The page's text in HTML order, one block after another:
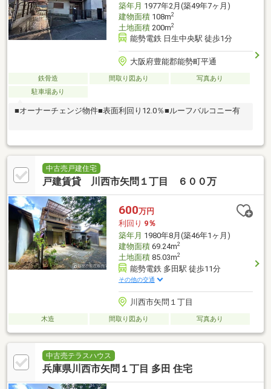
築年月 1977年2月(築49年7ヶ月)
建物面積108m2
土地面積200m2
能勢電鉄 日生中央駅 徒歩1分
大阪府豊能郡能勢町平通
鉄骨造 間取り図あり
写真あり
駐車場あり
■オーナーチェンジ物件■表面利回り12.0％■ルーフバルコニー有
中古売戸建住宅
戸建賃貸 川西市矢問１丁目 ６００万
600万円
利回り 9％
築年月 1980年8月(築46年1ヶ月)
建物面積69.24m2
土地面積85.03m2
能勢電鉄 多田駅 徒歩11分
その他の交通
川西市矢問１丁目
木造 間取り図あり 写真あり
中古売テラスハウス
兵庫県川西市矢問１丁目 多田 住宅